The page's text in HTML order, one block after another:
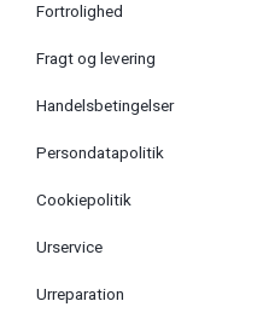
Fortrolighed
Fragt og levering
Handelsbetingelser
Persondatapolitik
Cookiepolitik
Urservice
Urreparation